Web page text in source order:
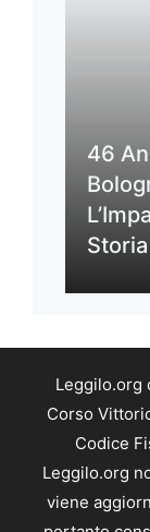
46
Leggilo.org
Corso
Codice
Leggilo.org
viene